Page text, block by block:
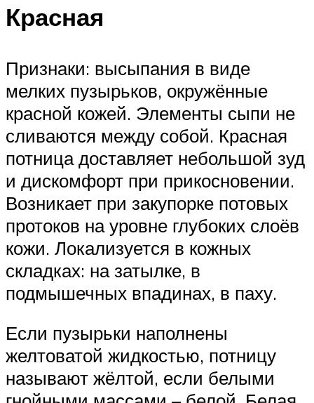
Красная
Признаки: высыпания в виде
мелких пузырьков, окружённые
красной кожей. Элементы сыпи не
сливаются между собой. Красная
потница доставляет небольшой зуд
и дискомфорт при прикосновении.
Возникает при закупорке потовых
протоков на уровне глубоких слоёв
кожи. Локализуется в кожных
складках: на затылке, в
подмышечных впадинах, в паху.
Если пузырьки наполнены
желтоватой жидкостью, потницу
называют жёлтой, если белыми